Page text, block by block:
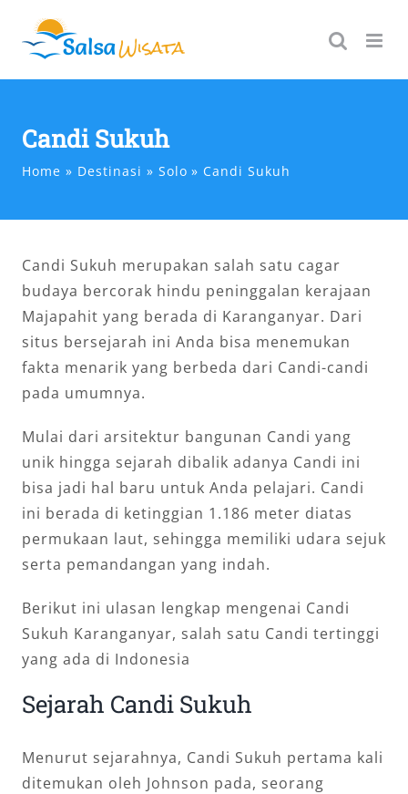
content
Candi Sukuh
Home Destinasi Solo Candi Sukuh
Candi Sukuh merupakan salah satu cagar
budaya bercorak hindu peninggalan kerajaan
Majapahit yang berada di Karanganyar. Dari
situs bersejarah ini Anda bisa menemukan
fakta menarik yang berbeda dari Candi-candi
pada umumnya.
Mulai dari arsitektur bangunan Candi yang
unik hingga sejarah dibalik adanya Candi ini
bisa jadi hal baru untuk Anda pelajari. Candi
ini berada di ketinggian 1.186 meter diatas
permukaan laut, sehingga memiliki udara sejuk
serta pemandangan yang indah.
Berikut ini ulasan lengkap mengenai Candi
Sukuh Karanganyar, salah satu Candi tertinggi
yang ada di Indonesia
Sejarah Candi Sukuh
Menurut sejarahnya, Candi Sukuh pertama kali
ditemukan oleh Johnson pada, seorang